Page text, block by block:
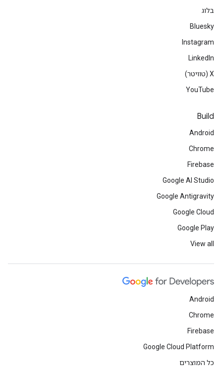
בלוג
Bluesky
Instagram
LinkedIn
‫X (טוויטר)
YouTube
Build
Android
Chrome
Firebase
Google AI Studio
Google Antigravity
Google Cloud
Google Play
View all
Android
Chrome
Firebase
Google Cloud Platform
כל המוצרים